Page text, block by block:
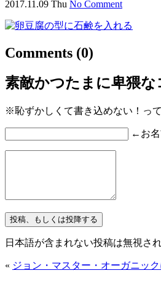
2017.11.09 Thu No Comment
Comments (0)
素敵かつたまに卑猥な
※恥ずかしくて書き込めない！っ
←お
日本語が含まれない投稿は無視さ
« ジョン・マスター・オーガニッ